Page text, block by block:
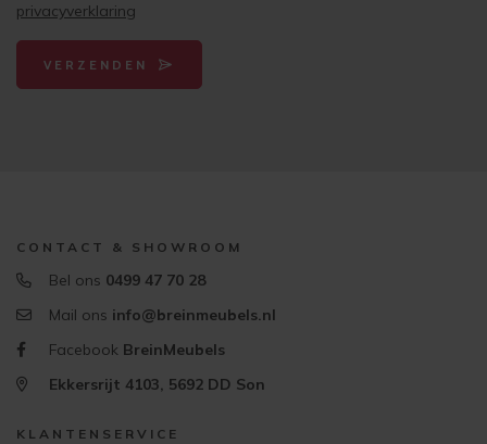
privacyverklaring
VERZENDEN
CONTACT & SHOWROOM
Bel ons 0499 47 70 28
Mail ons info@breinmeubels.nl
Facebook BreinMeubels
Ekkersrijt 4103, 5692 DD Son
KLANTENSERVICE